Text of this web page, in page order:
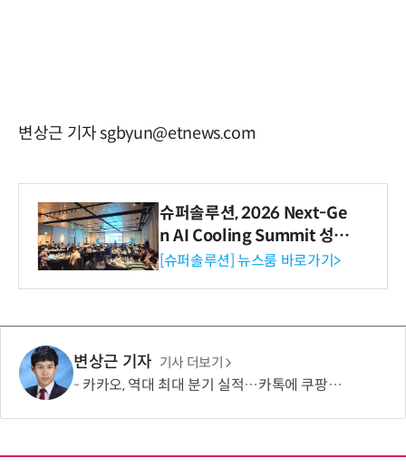
변상근 기자 sgbyun@etnews.com
슈퍼솔루션, 2026 Next-Ge
n AI Cooling Summit 성황
리 성료
[슈퍼솔루션] 뉴스룸 바로가기>
변상근 기자 기사 더보기
카카오, 역대 최대 분기 실적…카톡에 쿠팡이츠 연동해 주문부터 결제까지